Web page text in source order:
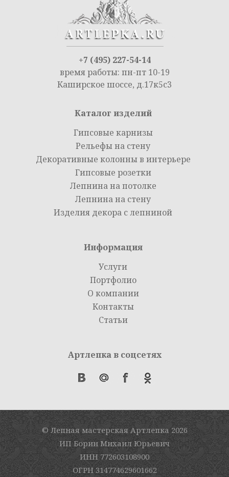
+7 (495) 227-54-14
время работы: пн-пт 10-19
Каширское шоссе, д.17к5с3
Каталог изделий
Гипсовые карнизы
Рельефы на стену
Декоративные колонны в интерьере
Гипсовые розетки
Лепнина на потолке
Лепнина на стену
Изделия декора с лепниной
Информация
Услуги
Портфолио
О компании
Контакты
Статьи
Артлепка в соцсетях
© Лепная мастерская Артлепка 2026
ИП Борин Михаил Юрьевич
ИНН 772603108900
ОГРН 314774629601662